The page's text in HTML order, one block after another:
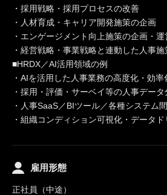
・採用戦略・採用プロセスの改善
・人材育成・キャリア開発施策の企画
・エンゲージメント向上施策の企画・運
・経営戦略・事業戦略と連動した人事施
■HRDX／AI活用領域の例
・AIを活用した人事業務の高度化・効率
・採用・評価・サーベイ等の人事データ
・人事SaaS／BIツール／各種システム
・組織コンディション可視化・データ
雇用形態
正社員（中途）